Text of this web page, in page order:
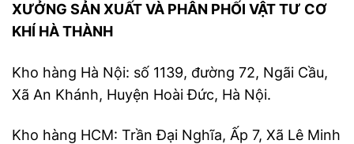
XƯỞNG SẢN XUẤT VÀ PHÂN PHỐI VẬT TƯ CƠ
KHÍ HÀ THÀNH
Kho hàng Hà Nội: số 1139, đường 72, Ngãi Cầu,
Xã An Khánh, Huyện Hoài Đức, Hà Nội.
Kho hàng HCM: Trần Đại Nghĩa, Ấp 7, Xã Lê Minh